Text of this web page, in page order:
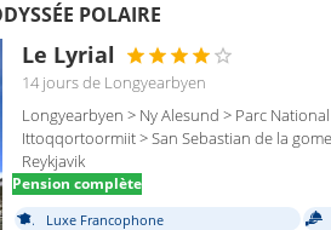
POLAIRE
Le Lyrial
14 joursde Longyearbyen
Longyearbyen > Ny Alesund > Parc
Ittoqqortoormiit > San Sebastian de la
Reykjavik
Pension complète
Luxe Francophone